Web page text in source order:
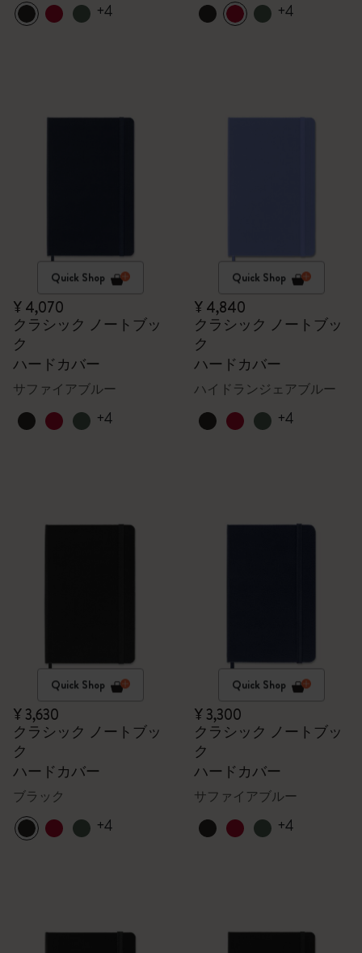
+4 +4
Quick Shop
¥ 4,070
クラシック ノートブッ
ク
ハードカバー
サファイアブルー
+4
Quick Shop
¥ 4,840
クラシック ノートブッ
ク
ハードカバー
ハイドランジェアブルー
+4
Quick Shop
¥ 3,630
クラシック ノートブッ
ク
ハードカバー
ブラック
+4
Quick Shop
¥ 3,300
クラシック ノートブッ
ク
ハードカバー
サファイアブルー
+4